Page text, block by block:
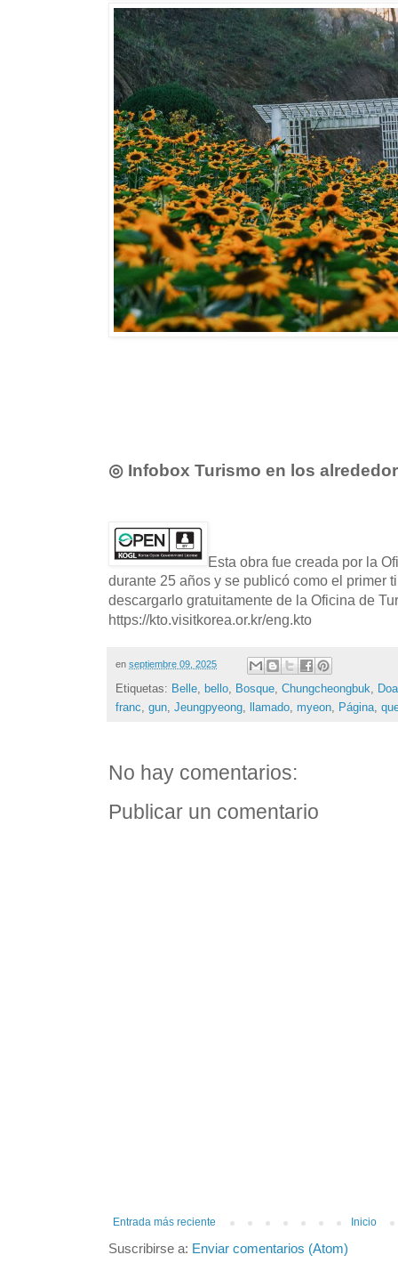
◎ Infobox Turismo en los
Esta obra fue creada por la
durante 25 años y se publicó como el primer
descargarlo gratuitamente de la Oficina de
https://kto.visitkorea.or.kr/eng.kto
en septiembre 09, 2025
Etiquetas: Belle bello Bosque Chungcheongbuk
franc gun Jeungpyeong llamado myeon Página
No hay comentarios:
Publicar un comentario
Entrada más reciente Inicio
Suscribirse a: Enviar comentarios (Atom)